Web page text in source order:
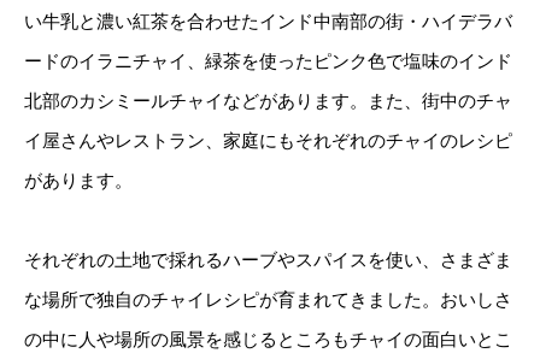
い牛乳と濃い紅茶を合わせたインド中南部の街・ハイデラバ
ードのイラニチャイ、緑茶を使ったピンク色で塩味のインド
北部のカシミールチャイなどがあります。また、街中のチャ
イ屋さんやレストラン、家庭にもそれぞれのチャイのレシピ
があります。
それぞれの土地で採れるハーブやスパイスを使い、さまざま
な場所で独自のチャイレシピが育まれてきました。おいしさ
の中に人や場所の風景を感じるところもチャイの面白いとこ